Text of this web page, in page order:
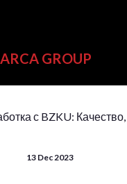
ARCA GROUP
13 Dec 2023